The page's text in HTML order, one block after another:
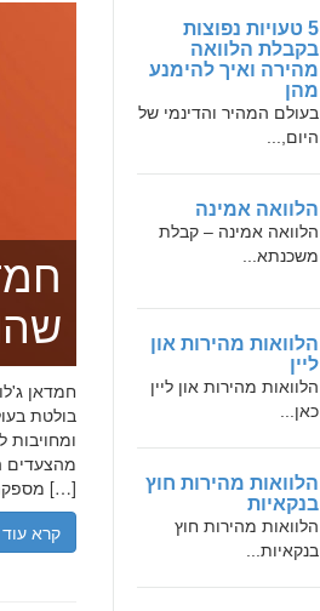
5 טעויות נפוצות
בקבלת הלוואה
מהירה ואיך להימנע
מהן
בעולם המהיר והדינמי של
היום,...
הלוואה אמינה
הלוואה אמינה – קבלת
משכנתא...
הלוואות מהירות און
ליין
הלוואות מהירות און ליין
כאן...
הלוואות מהירות חוץ
בנקאיות
הלוואות מהירות חוץ
בנקאיות...
בולטת
מהצעדים
מספקת […]
קרא עוד